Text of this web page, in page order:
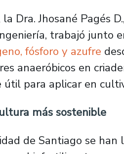
Dra. Jhosané Pagés
trabajó junto
fósforo y azufre
anaeróbicos en
para aplicar en
más sostenible
de Santiago se